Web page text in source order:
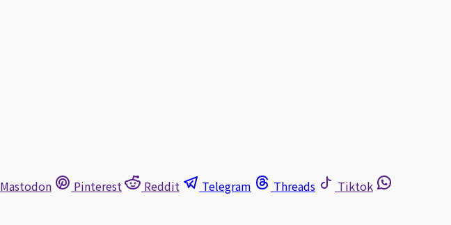
Mastodon Pinterest Reddit Telegram Threads
Tiktok